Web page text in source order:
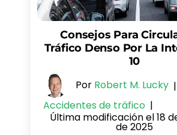
Consejos Para
Tráfico Denso Por La
10
Por Robert M. Lucky |
Accidentes de tráfico |
Última modificación el 18
de 2025